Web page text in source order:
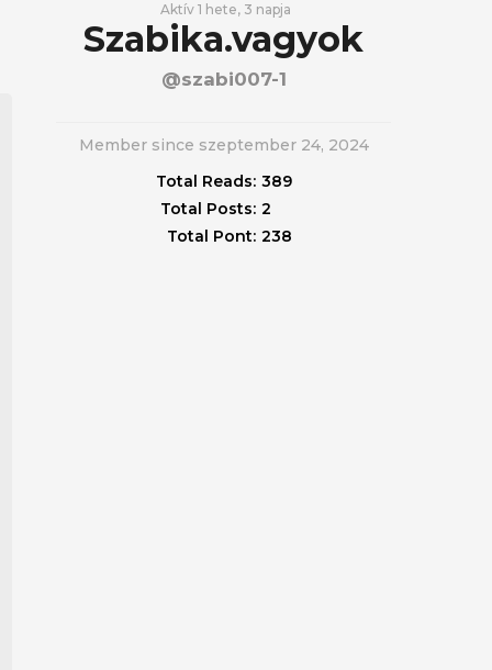
Aktív 1 hete, 3 napja
Szabika.vagyok
@szabi007-1
Member since szeptember 24, 2024
Total Reads: 389
Total Posts: 2
Total Pont: 238